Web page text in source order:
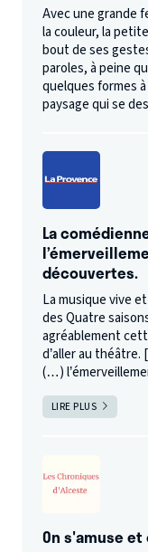
Avec une grande
la couleur, la
bout de ses
paroles, à peine
quelques formes
paysage qui se
La
découvertes.
La musique vive
des Quatre
agréablement
d’aller au théâtre.
(…)
LIRE PLUS
On s'amuse